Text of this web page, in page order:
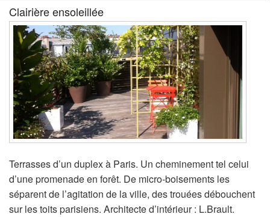
Clairière ensoleillée
Terrasses d’un duplex à Paris. Un cheminement tel celui
d’une promenade en forêt. De micro-boisements les
séparent de l’agitation de la ville, des trouées débouchent
sur les toits parisiens. Architecte d’intérieur : L.Brault.